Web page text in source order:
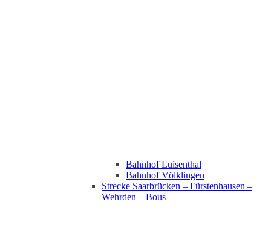
Bahnhof Luisenthal
Bahnhof Völklingen
Strecke Saarbrücken – Fürstenhausen –
Wehrden – Bous